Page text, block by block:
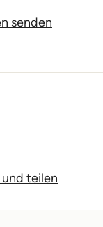
senden
und teilen